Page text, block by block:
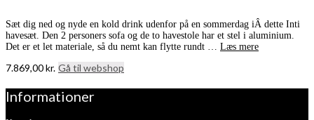
Sæt dig ned og nyde en kold drink udenfor på en sommerdag iÂ dette Inti
havesæt. Den 2 personers sofa og de to havestole har et stel i aluminium.
Det er et let materiale, så du nemt kan flytte rundt … Læs mere
7.869,00kr. Gå til webshop
Informationer